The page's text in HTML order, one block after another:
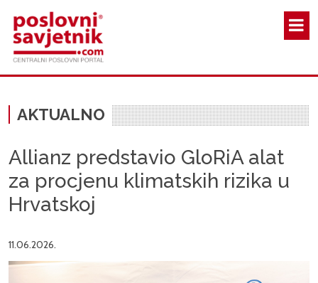
AKTUALNO
Allianz predstavio GloRiA alat
za procjenu klimatskih rizika u
Hrvatskoj
11.06.2026.